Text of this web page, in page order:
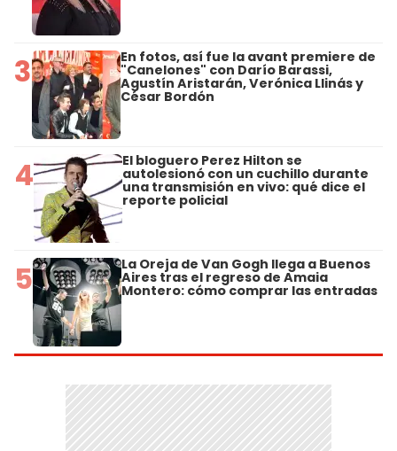
3 En fotos, así fue la avant premiere de
"Canelones" con Darío Barassi,
Agustín Aristarán, Verónica Llinás y
César Bordón
4 El bloguero Perez Hilton se
autolesionó con un cuchillo durante
una transmisión en vivo: qué dice el
reporte policial
5 La Oreja de Van Gogh llega a Buenos
Aires tras el regreso de Amaia
Montero: cómo comprar las entradas